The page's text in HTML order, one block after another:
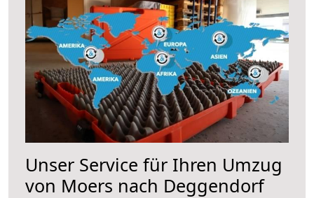
Unser Service für Ihren Umzug
von Moers nach Deggendorf